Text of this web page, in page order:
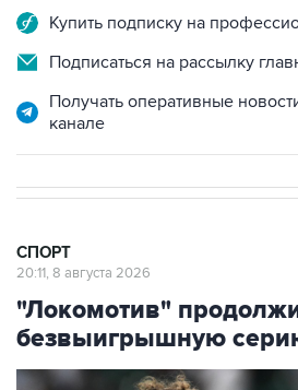
Купить подписку на
Подписаться на рассылку
Получать оперативные
канале
СПОРТ
20:11, 8 августа 2026
"Локомотив"
безвыигрышную